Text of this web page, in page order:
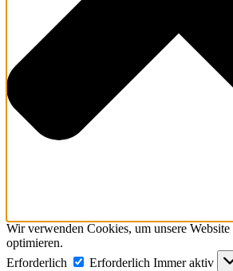
Wir verwenden Cookies, um unsere
optimieren.
Erforderlich
Erforderlich Immer aktiv